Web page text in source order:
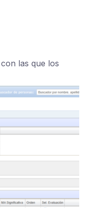
las que los